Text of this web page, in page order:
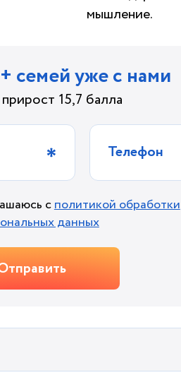
мышление.
семей уже с нами
15,7 балла
Телефон
сполитикой обработки
данных